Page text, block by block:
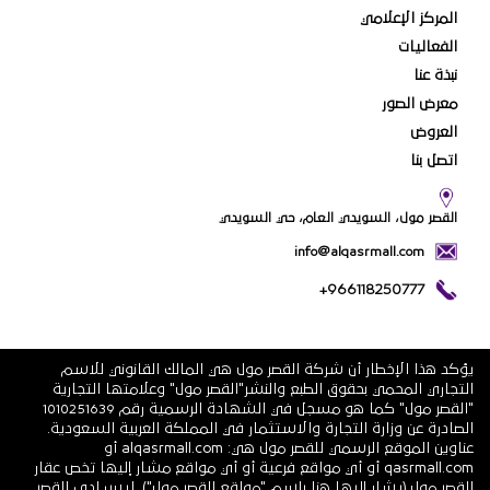
المركز الإعلامي
الفعاليات
نبذة عنا
معرض الصور
العروض
اتصل بنا
القصر مول، السويدي العام، حي السويدي
info@alqasrmall.com
+966118250777
يؤكد هذا الإخطار أن شركة القصر مول هي المالك القانوني للاسم
التجاري المحمي بحقوق الطبع والنشر"القصر مول" وعلامتها التجارية
"القصر مول" كما هو مسجل في الشهادة الرسمية رقم 1010251639
الصادرة عن وزارة التجارة والاستثمار في المملكة العربية السعودية.
عناوين الموقع الرسمي للقصر مول هي: alqasrmall.com أو
qasrmall.com أو أي مواقع فرعية أو أي مواقع مشار إليها تخص عقار